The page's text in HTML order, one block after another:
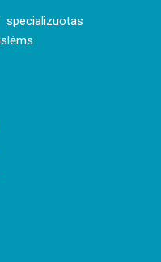
specializuotas